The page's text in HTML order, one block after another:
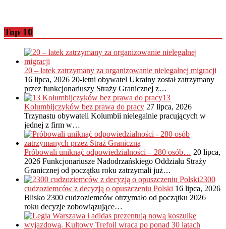
Top 10
20 – latek zatrzymany za organizowanie nielegalnej migracji
16 lipca, 2026 20-letni obywatel Ukrainy został zatrzymany
przez funkcjonariuszy Straży Granicznej z…
13
Kolumbijczyków bez prawa do pracy 27 lipca, 2026
Trzynastu obywateli Kolumbii nielegalnie pracujących w
jednej z firm w…
Próbowali uniknąć odpowiedzialności – 280 osób… 20 lipca,
2026 Funkcjonariusze Nadodrzańskiego Oddziału Straży
Granicznej od początku roku zatrzymali już…
2300
cudzoziemców z decyzją o opuszczeniu Polski 16 lipca, 2026
Blisko 2300 cudzoziemców otrzymało od początku 2026
roku decyzje zobowiązujące…